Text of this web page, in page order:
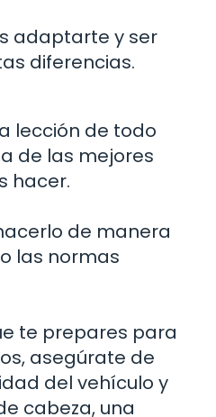
adaptarte y ser
diferencias.
lección de todo
de las mejores
hacer.
de manera
las normas
te prepares para
asegúrate de
del vehículo y
cabeza, una